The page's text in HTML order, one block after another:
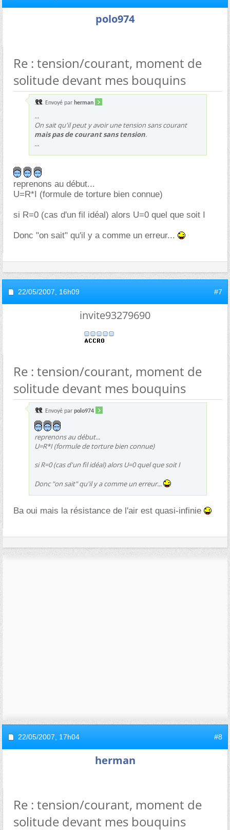
polo974
Re : tension/courant, moment de
solitude devant mes bouquins
Envoyé par herman
...
On sait qu'il peut y avoir une tension sans courant
mais pas de courant sans tension.
...
reprenons au début...
U=R*I (formule de torture bien connue)
si R=0 (cas d'un fil idéal) alors U=0 quel que soit I
Donc "on sait" qu'il y a comme un erreur...
22/05/2007, 16h09 #7
invite93279690
Re : tension/courant, moment de
solitude devant mes bouquins
Envoyé par polo974
reprenons au début...
U=R*I (formule de torture bien connue)
si R=0 (cas d'un fil idéal) alors U=0 quel que soit I
Donc "on sait" qu'il y a comme un erreur...
Ba oui mais la résistance de l'air est quasi-infinie
22/05/2007, 17h04 #8
herman
Re : tension/courant, moment de
solitude devant mes bouquins